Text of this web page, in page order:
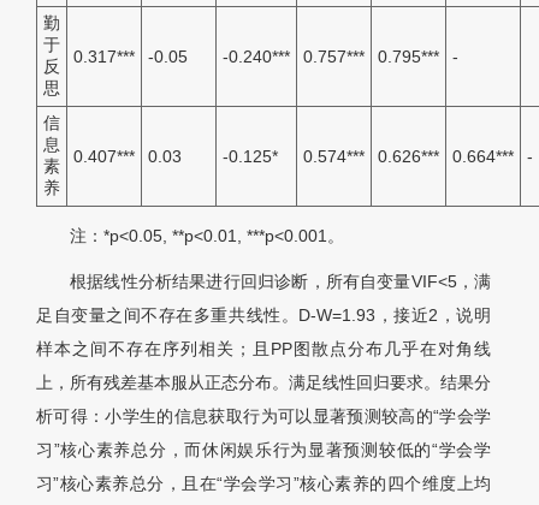
勤
于
反
思
0.317*** -0.05 -0.240*** 0.757*** 0.795*** -
信
息
素
养
0.407*** 0.03 -0.125* 0.574*** 0.626*** 0.664*** -
注：*p<0.05, **p<0.01, ***p<0.001。
根据线性分析结果进行回归诊断，所有自变量VIF<5，满
足自变量之间不存在多重共线性。D-W=1.93，接近2，说明
样本之间不存在序列相关；且PP图散点分布几乎在对角线
上，所有残差基本服从正态分布。满足线性回归要求。结果分
析可得：小学生的信息获取行为可以显著预测较高的“学会学
习”核心素养总分，而休闲娱乐行为显著预测较低的“学会学
习”核心素养总分，且在“学会学习”核心素养的四个维度上均